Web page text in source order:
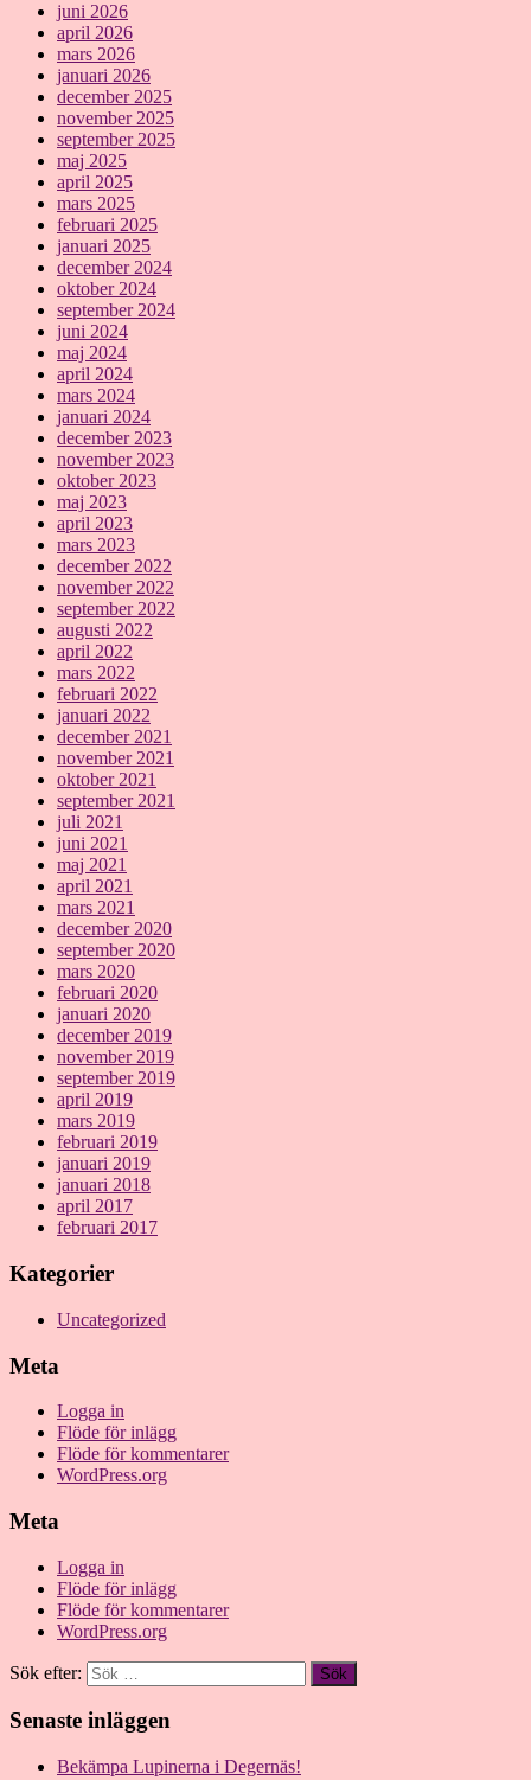
juni 2026
april 2026
mars 2026
januari 2026
december 2025
november 2025
september 2025
maj 2025
april 2025
mars 2025
februari 2025
januari 2025
december 2024
oktober 2024
september 2024
juni 2024
maj 2024
april 2024
mars 2024
januari 2024
december 2023
november 2023
oktober 2023
maj 2023
april 2023
mars 2023
december 2022
november 2022
september 2022
augusti 2022
april 2022
mars 2022
februari 2022
januari 2022
december 2021
november 2021
oktober 2021
september 2021
juli 2021
juni 2021
maj 2021
april 2021
mars 2021
december 2020
september 2020
mars 2020
februari 2020
januari 2020
december 2019
november 2019
september 2019
april 2019
mars 2019
februari 2019
januari 2019
januari 2018
april 2017
februari 2017
Kategorier
Uncategorized
Meta
Logga in
Flöde för inlägg
Flöde för kommentarer
WordPress.org
Meta
Logga in
Flöde för inlägg
Flöde för kommentarer
WordPress.org
Sök efter:
Senaste inläggen
Bekämpa Lupinerna i Degernäs!